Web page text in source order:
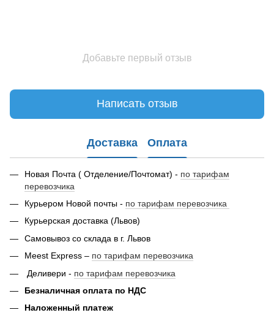
Добавьте первый отзыв
Написать отзыв
Доставка Оплата
Новая Почта ( Отделение/Почтомат) - по тарифам
перевозчика
Курьером Новой почты - по тарифам перевозчика
Курьерская доставка (Львов)
Самовывоз со склада в г. Львов
Meest Express – по тарифам перевозчика
Деливери - по тарифам перевозчика
Безналичная оплата по НДС
Наложенный платеж